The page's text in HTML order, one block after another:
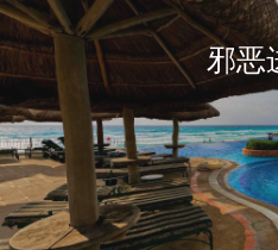
邪恶